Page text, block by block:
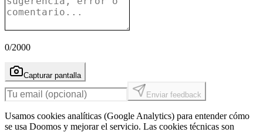
0/2000
Capturar pantalla
Enviar feedback
Usamos cookies analíticas (Google Analytics) para entender cómo
se usa Doomos y mejorar el servicio. Las cookies técnicas son